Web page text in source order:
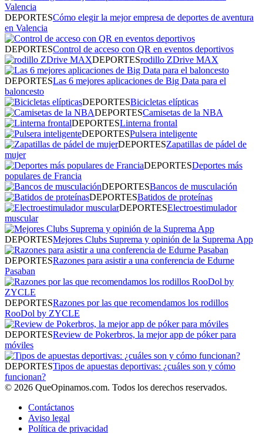
DEPORTESCómo elegir la mejor empresa de deportes de aventura
en Valencia
DEPORTESControl de acceso con QR en eventos deportivos
DEPORTESrodillo ZDrive MAX
DEPORTESLas 6 mejores aplicaciones de Big Data para el
baloncesto
DEPORTESBicicletas elípticas
DEPORTESCamisetas de la NBA
DEPORTESLinterna frontal
DEPORTESPulsera inteligente
DEPORTESZapatillas de pádel de
mujer
DEPORTESDeportes más
populares de Francia
DEPORTESBancos de musculación
DEPORTESBatidos de proteínas
DEPORTESElectroestimulador
muscular
DEPORTESMejores Clubs Suprema y opinión de la Suprema App
DEPORTESRazones para asistir a una conferencia de Edurne
Pasaban
DEPORTESRazones por las que recomendamos los rodillos
RooDol by ZYCLE
DEPORTESReview de Pokerbros, la mejor app de póker para
móviles
DEPORTESTipos de apuestas deportivas: ¿cuáles son y cómo
funcionan?
© 2026 QueOpinamos.com. Todos los derechos reservados.
Contáctanos
Aviso legal
Política de privacidad